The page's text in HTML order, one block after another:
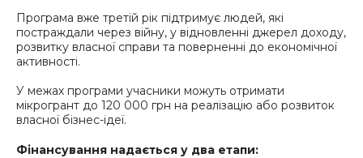
Програма вже третій рік підтримує людей, які
постраждали через війну, у відновленні джерел доходу,
розвитку власної справи та поверненні до економічної
активності.
У межах програми учасники можуть отримати
мікрогрант до 120 000 грн на реалізацію або розвиток
власної бізнес-ідеї.
Фінансування надається у два етапи: